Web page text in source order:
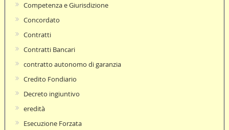
Competenza e Giurisdizione
Concordato
Contratti
Contratti Bancari
contratto autonomo di garanzia
Credito Fondiario
Decreto ingiuntivo
eredità
Esecuzione Forzata